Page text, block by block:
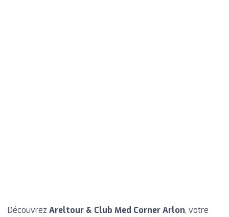
Découvrez Areltour & Club Med Corner Arlon, votre